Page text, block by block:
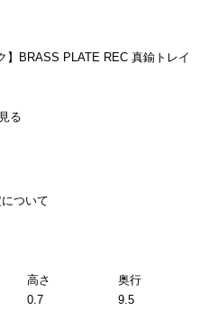
】BRASS PLATE REC 真鍮トレイ
る
ついて
高さ
奥行
0.7
9.5